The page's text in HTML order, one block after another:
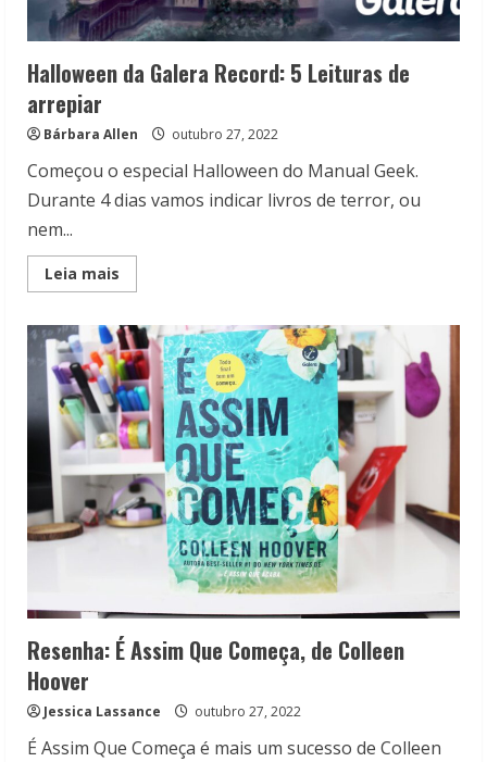
Halloween da Galera Record: 5 Leituras de
arrepiar
Bárbara Allen outubro 27, 2022
Começou o especial Halloween do Manual Geek.
Durante 4 dias vamos indicar livros de terror, ou
nem...
Leia mais
more
da
Galera
Record:
5
Leituras
de
arrepiar
Resenha: É Assim Que Começa, de Colleen
Hoover
Jessica Lassance outubro 27, 2022
É Assim Que Começa é mais um sucesso de Colleen